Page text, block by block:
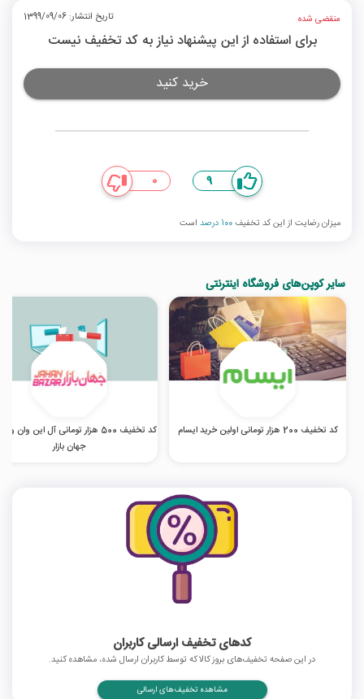
منقضی شده تاریخ انتشار: 1399/09/06
برای استفاده از این پیشنهاد نیاز به کد تخفیف نیست
خرید کنید
9
0
میزان رضایت از این کد تخفیف 100 درصد است
سایر کوپن‌های فروشگاه اینترنتی
کد تخفیف 200 هزار تومانی اولین خرید ایسام
کد تخفیف 500 هزار تومانی آل این
جهان بازار
کدهای تخفیف ارسالی کاربران
در این صفحه تخفیف‌های بروز کالا که توسط کاربران ارسال شده، مشاهده کنید.
مشاهده تخفیف‌های ارسالی